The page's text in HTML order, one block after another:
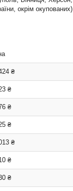
окрім окупованих)
₴
₴
₴
₴
₴
₴
₴